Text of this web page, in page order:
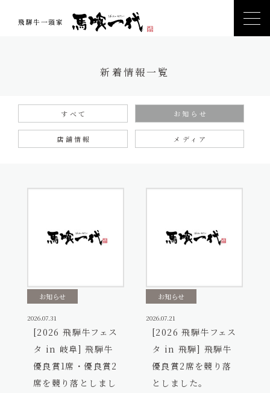
新着情報一覧
すべて お知らせ
店舗情報 メディア
お知らせ
2026.07.31
[2026 飛騨牛フェス
タ in 岐阜] 飛騨牛
優良賞1席・優良賞2
席を競り落としまし
お知らせ
2026.07.21
[2026 飛騨牛フェス
タ in 飛騨] 飛騨牛
優良賞2席を競り落
としました。